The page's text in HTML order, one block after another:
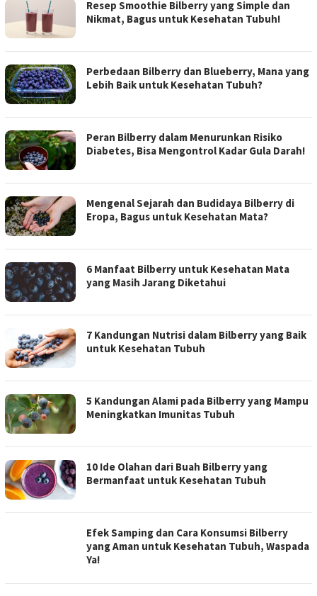
Resep Smoothie Bilberry yang Simple dan
Nikmat, Bagus untuk Kesehatan Tubuh!
Perbedaan Bilberry dan Blueberry, Mana yang
Lebih Baik untuk Kesehatan Tubuh?
Peran Bilberry dalam Menurunkan Risiko
Diabetes, Bisa Mengontrol Kadar Gula Darah!
Mengenal Sejarah dan Budidaya Bilberry di
Eropa, Bagus untuk Kesehatan Mata?
6 Manfaat Bilberry untuk Kesehatan Mata
yang Masih Jarang Diketahui
7 Kandungan Nutrisi dalam Bilberry yang Baik
untuk Kesehatan Tubuh
5 Kandungan Alami pada Bilberry yang Mampu
Meningkatkan Imunitas Tubuh
10 Ide Olahan dari Buah Bilberry yang
Bermanfaat untuk Kesehatan Tubuh
Efek Samping dan Cara Konsumsi Bilberry
yang Aman untuk Kesehatan Tubuh, Waspada
Ya!